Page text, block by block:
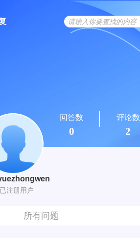
回答数
0
评论数
2
已注册用户
所有问题